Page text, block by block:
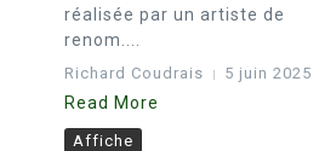
réalisée par un artiste de
renom....
Richard Coudrais 5 juin 2025
Read More
Affiche